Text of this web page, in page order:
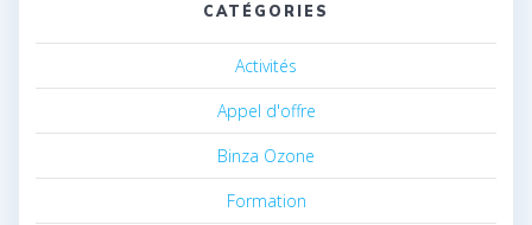
CATÉGORIES
Activités
Appel d'offre
Binza Ozone
Formation